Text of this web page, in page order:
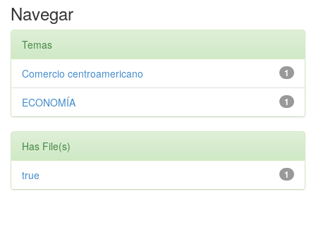
Navegar
Temas
1
Comercio centroamericano
1
ECONOMÍA
Has File(s)
1
true